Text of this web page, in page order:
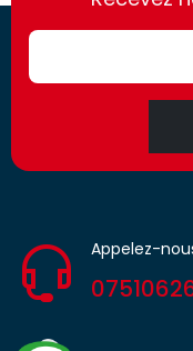
access.fr
Appelez-